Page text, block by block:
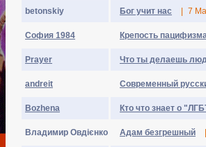
betonskiy Бог учит нас 7
София 1984 Крепость
Prayer Что ты делаешь
andreit Современный
Bozhena Кто что знает о
Владимир Овдієнко Адам безгрешный